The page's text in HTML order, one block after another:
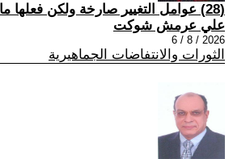
(28) عوامل التغيير صارخة ولكن فعلها ما زال خافتاً
علي عرمش شوكت
2026 / 8 / 6
الثورات والانتفاضات الجماهيرية